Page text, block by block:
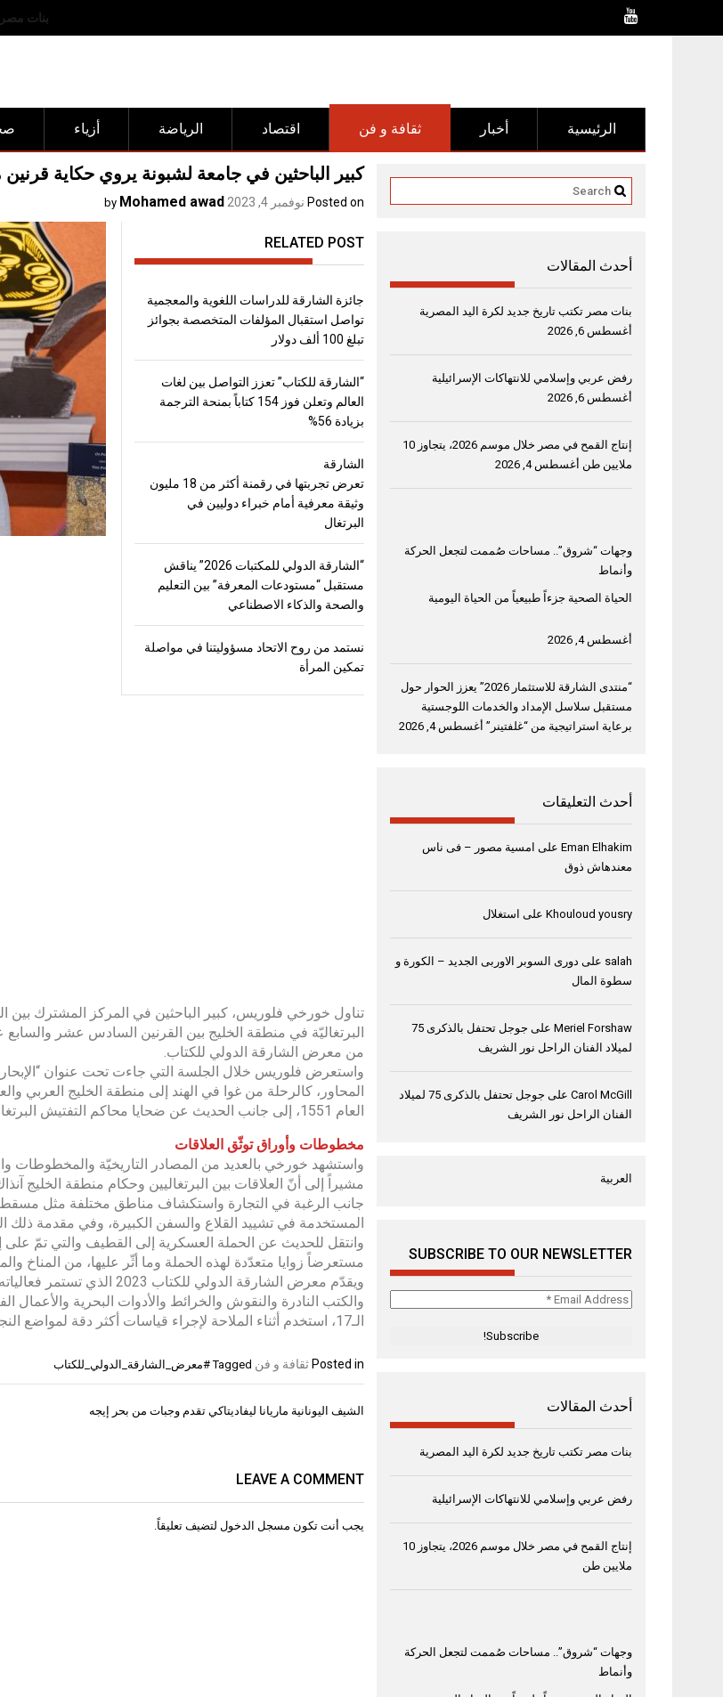
رفض عربي
أزياء الرياضة اقتصاد ثقافة و فن أخبار الرئيسية
كبير الباحثين في جامعة لشبونة يروي حكاية
Posted on نوفمبر 4, 2023 by
Mohamed awad
RELATED POST
جائزة الشارقة للدراسات اللغوية والمعجمية
تواصل استقبال المؤلفات المتخصصة بجوائز
تبلغ 100 ألف دولار
“الشارقة للكتاب” تعزز التواصل بين لغات
العالم وتعلن فوز 154 كتاباً بمنحة الترجمة
بزيادة 56%
الشارقة
تعرض تجربتها في رقمنة أكثر من 18 مليون
وثيقة معرفية أمام خبراء دوليين في
البرتغال
“الشارقة الدولي للمكتبات 2026” يناقش
مستقبل “مستودعات المعرفة” بين التعليم
والصحة والذكاء الاصطناعي
نستمد من روح الاتحاد مسؤوليتنا في مواصلة
تمكين المرأة
تناول خورخي فلوريس، كبير الباحثين في المركز المشترك بين
من معرض الشارقة الدولي للكتاب.
واستعرض فلوريس خلال الجلسة التي جاءت تحت عنوان
العام 1551، إلى جانب الحديث عن ضحايا محاكم التفتيش البرتغالية في المنطقة في ستينيات القرن السادس عشر.
مخطوطات وأوراق توثّق العلاقات
واستشهد خورخي بالعديد من المصادر التاريخيّة والمخطوطات
مشيراً إلى أنّ العلاقات بين البرتغاليين وحكام منطقة الخليج
جانب الرغبة في التجارة واستكشاف مناطق مختلفة مثل مسقط
المستخدمة في تشييد القلاع والسفن الكبيرة، وفي مقدمة ذلك
وانتقل للحديث عن الحملة العسكرية إلى القطيف والتي تمّ على
مستعرضاً زوايا متعدّدة لهذه الحملة وما أثّر عليها، من المناخ
والكتب النادرة والنقوش والخرائط والأدوات البحرية والأعمال
الـ17، استخدم أثناء الملاحة لإجراء قياسات أكثر دقة لمواضع النجوم، وخريطة للخليج العربي وغرب المحيط الهندي، رسمت عام 1571.
Posted in ثقافة و فن Tagged #معرض_الشارقة_الدولي_للكتاب
تصفّح
الشيف اليونانية ماريانا ليفاديتاكي تقدم وجبات من بحر إيجه
LEAVE A COMMENT
يجب أنت تكون مسجل الدخول لتضيف تعليقاً.
أحدث المقالات
بنات مصر تكتب تاريخ جديد لكرة اليد المصرية
أغسطس 6, 2026
رفض عربي وإسلامي للانتهاكات الإسرائيلية
أغسطس 6, 2026
إنتاج القمح في مصر خلال موسم 2026، يتجاوز 10
ملايين طن أغسطس 4, 2026
وجهات “شروق”.. مساحات صُممت لتجعل الحركة
وأنماط
الحياة الصحية جزءاً طبيعياً من الحياة اليومية
أغسطس 4, 2026
“منتدى الشارقة للاستثمار 2026” يعزز الحوار حول
مستقبل سلاسل الإمداد والخدمات اللوجستية
برعاية استراتيجية من “غلفتينر” أغسطس 4, 2026
أحدث التعليقات
Eman Elhakim على امسية مصور – فى ناس
معندهاش ذوق
Khouloud yousry على استغلال
salah على دورى السوبر الاوربى الجديد – الكورة و
سطوة المال
Meriel Forshaw على
جوجل تحتفل بالذكرى 75
لميلاد الفنان الراحل نور الشريف
Carol McGill على
جوجل تحتفل بالذكرى 75 لميلاد
الفنان الراحل نور الشريف
العربية
SUBSCRIBE TO OUR NEWSLETTER
Email
أحدث المقالات
بنات مصر تكتب تاريخ جديد لكرة اليد المصرية
رفض عربي وإسلامي للانتهاكات الإسرائيلية
إنتاج القمح في مصر خلال موسم 2026، يتجاوز 10
ملايين طن
وجهات “شروق”.. مساحات صُممت لتجعل الحركة
وأنماط